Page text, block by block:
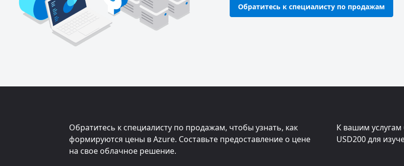
Обратитесь к специалисту по продажам
Обратитесь к специалисту по продажам, чтобы узнать, как
формируются цены в Azure. Составьте предоставление о цене
на свое облачное решение.
К вашим
USD200для